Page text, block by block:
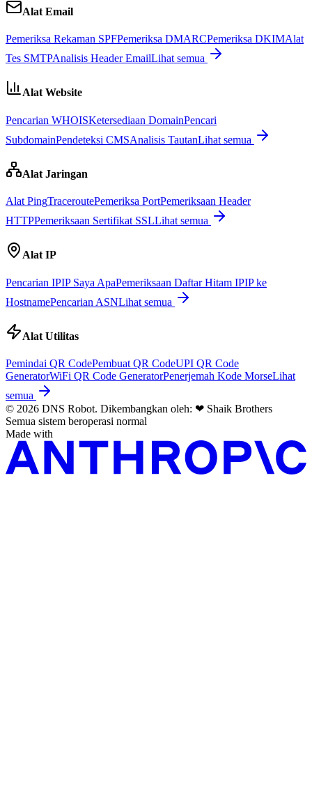
Alat Email
Pemeriksa Rekaman SPFPemeriksa DMARCPemeriksa DKIMAlat
Tes SMTPAnalisis Header EmailLihat semua
Alat Website
Pencarian WHOISKetersediaan DomainPencari
SubdomainPendeteksi CMSAnalisis TautanLihat semua
Alat Jaringan
Alat PingTraceroutePemeriksa PortPemeriksaan Header
HTTPPemeriksaan Sertifikat SSLLihat semua
Alat IP
Pencarian IPIP Saya ApaPemeriksaan Daftar Hitam IPIP ke
HostnamePencarian ASNLihat semua
Alat Utilitas
Pemindai QR CodePembuat QR CodeUPI QR Code
GeneratorWiFi QR Code GeneratorPenerjemah Kode MorseLihat
semua
© 2026 DNS Robot. Dikembangkan oleh: ❤ Shaik Brothers
Semua sistem beroperasi normal
Made with